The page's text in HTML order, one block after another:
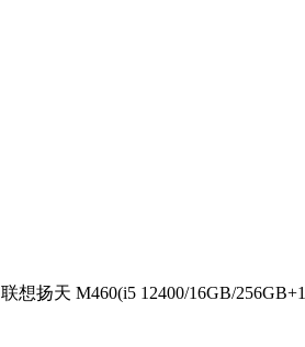
联想扬天 M460(i5 12400/16GB/